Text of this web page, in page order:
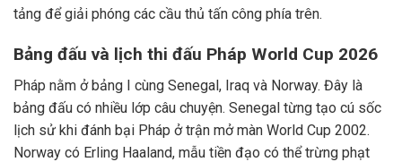
tảng để giải phóng các cầu thủ tấn công phía trên.
Bảng đấu và lịch thi đấu Pháp World Cup 2026
Pháp nằm ở bảng I cùng Senegal, Iraq và Norway. Đây là
bảng đấu có nhiều lớp câu chuyện. Senegal từng tạo cú sốc
lịch sử khi đánh bại Pháp ở trận mở màn World Cup 2002.
Norway có Erling Haaland, mẫu tiền đạo có thể trừng phạt